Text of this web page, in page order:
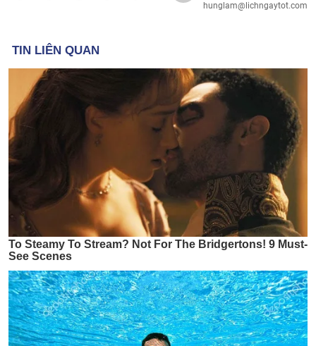
hunglam@lichngaytot.com